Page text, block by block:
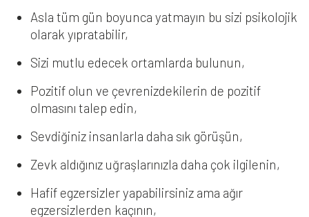
Asla tüm gün boyunca yatmayın bu sizi psikolojik
olarak yıpratabilir,
Sizi mutlu edecek ortamlarda bulunun,
Pozitif olun ve çevrenizdekilerin de pozitif
olmasını talep edin,
Sevdiğiniz insanlarla daha sık görüşün,
Zevk aldığınız uğraşlarınızla daha çok ilgilenin,
Hafif egzersizler yapabilirsiniz ama ağır
egzersizlerden kaçının,